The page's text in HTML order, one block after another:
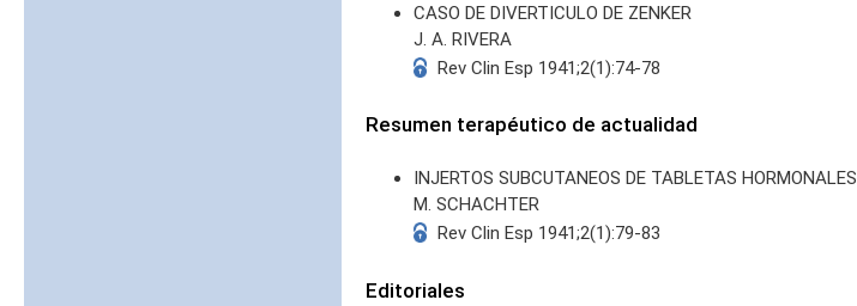
CASO DE DIVERTICULO DE ZENKER
J. A. RIVERA
Rev Clin Esp 1941;2(1):74-78
Resumen terapéutico de actualidad
INJERTOS SUBCUTANEOS DE TABLETAS HORMONALES
M. SCHACHTER
Rev Clin Esp 1941;2(1):79-83
Editoriales